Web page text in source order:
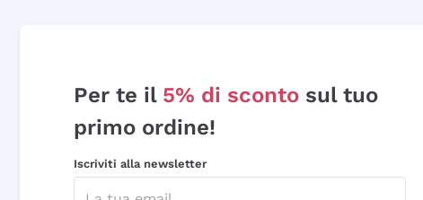
Per te il 5% di sconto sul tuo
primo ordine!
Iscriviti alla newsletter